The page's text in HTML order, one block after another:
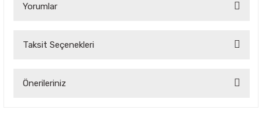
Yorumlar
Taksit Seçenekleri
Önerileriniz